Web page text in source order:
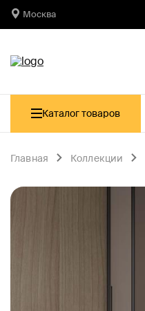
Москва
Каталог товаров
Главная Коллекции